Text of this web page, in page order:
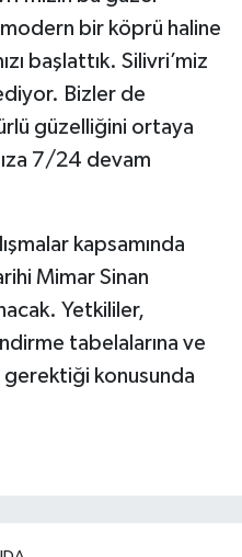
modern bir köprü haline
başlattık. Silivri’miz
Bizler de
güzelliğini ortaya
7/24 devam
kapsamında
Mimar Sinan
Yetkililer,
tabelalarına ve
konusunda